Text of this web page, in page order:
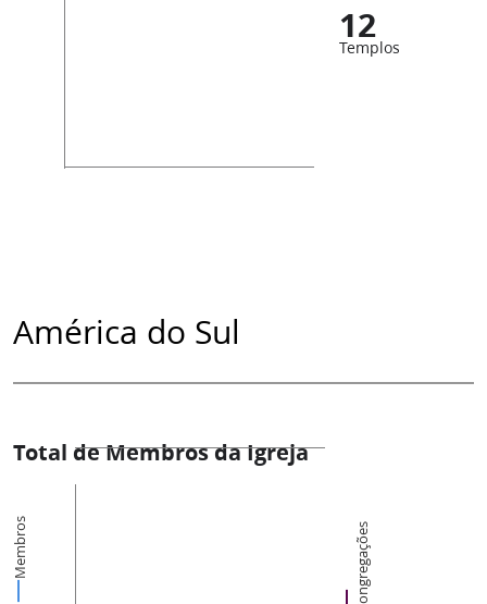
12
Templos
América do Sul
Total de Membros da Igreja
Membros Congregações